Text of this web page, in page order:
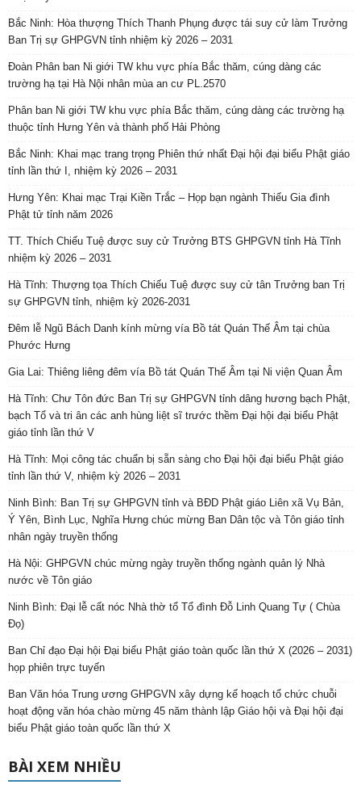
Bắc Ninh: Hòa thượng Thích Thanh Phụng được tái suy cử làm Trưởng
Ban Trị sự GHPGVN tỉnh nhiệm kỳ 2026 – 2031
Đoàn Phân ban Ni giới TW khu vực phía Bắc thăm, cúng dàng các
trường hạ tại Hà Nội nhân mùa an cư PL.2570
Phân ban Ni giới TW khu vực phía Bắc thăm, cúng dàng các trường hạ
thuộc tỉnh Hưng Yên và thành phố Hải Phòng
Bắc Ninh: Khai mạc trang trọng Phiên thứ nhất Đại hội đại biểu Phật giáo
tỉnh lần thứ I, nhiệm kỳ 2026 – 2031
Hưng Yên: Khai mạc Trại Kiền Trắc – Họp bạn ngành Thiếu Gia đình
Phật tử tỉnh năm 2026
TT. Thích Chiếu Tuệ được suy cử Trưởng BTS GHPGVN tỉnh Hà Tĩnh
nhiệm kỳ 2026 – 2031
Hà Tĩnh: Thượng tọa Thích Chiếu Tuệ được suy cử tân Trưởng ban Trị
sự GHPGVN tỉnh, nhiệm kỳ 2026-2031
Đêm lễ Ngũ Bách Danh kính mừng vía Bồ tát Quán Thế Âm tại chùa
Phước Hưng
Gia Lai: Thiêng liêng đêm vía Bồ tát Quán Thế Âm tại Ni viện Quan Âm
Hà Tĩnh: Chư Tôn đức Ban Trị sự GHPGVN tỉnh dâng hương bạch Phật,
bạch Tổ và tri ân các anh hùng liệt sĩ trước thềm Đại hội đại biểu Phật
giáo tỉnh lần thứ V
Hà Tĩnh: Mọi công tác chuẩn bị sẵn sàng cho Đại hội đại biểu Phật giáo
tỉnh lần thứ V, nhiệm kỳ 2026 – 2031
Ninh Bình: Ban Trị sự GHPGVN tỉnh và BĐD Phật giáo Liên xã Vụ Bản,
Ý Yên, Bình Lục, Nghĩa Hưng chúc mừng Ban Dân tộc và Tôn giáo tỉnh
nhân ngày truyền thống
Hà Nội: GHPGVN chúc mừng ngày truyền thống ngành quản lý Nhà
nước về Tôn giáo
Ninh Bình: Đại lễ cất nóc Nhà thờ tổ Tổ đình Đỗ Linh Quang Tự ( Chùa
Đọ)
Ban Chỉ đạo Đại hội Đại biểu Phật giáo toàn quốc lần thứ X (2026 – 2031)
họp phiên trực tuyến
Ban Văn hóa Trung ương GHPGVN xây dựng kế hoạch tổ chức chuỗi
hoạt động văn hóa chào mừng 45 năm thành lập Giáo hội và Đại hội đại
biểu Phật giáo toàn quốc lần thứ X
BÀI XEM NHIỀU